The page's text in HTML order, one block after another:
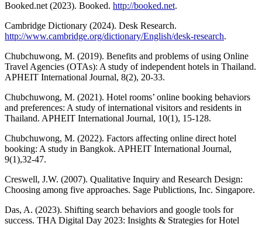
Booked.net (2023). Booked. http://booked.net.
Cambridge Dictionary (2024). Desk Research.
http://www.cambridge.org/dictionary/English/desk-research.
Chubchuwong, M. (2019). Benefits and problems of using Online
Travel Agencies (OTAs): A study of independent hotels in Thailand.
APHEIT International Journal, 8(2), 20-33.
Chubchuwong, M. (2021). Hotel rooms’ online booking behaviors
and preferences: A study of international visitors and residents in
Thailand. APHEIT International Journal, 10(1), 15-128.
Chubchuwong, M. (2022). Factors affecting online direct hotel
booking: A study in Bangkok. APHEIT International Journal,
9(1),32-47.
Creswell, J.W. (2007). Qualitative Inquiry and Research Design:
Choosing among five approaches. Sage Publictions, Inc. Singapore.
Das, A. (2023). Shifting search behaviors and google tools for
success. THA Digital Day 2023: Insights & Strategies for Hotel